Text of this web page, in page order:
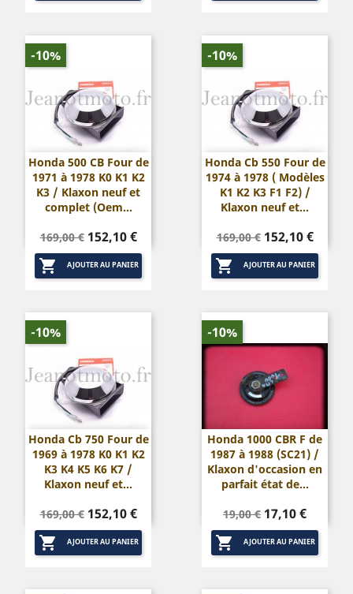
Honda 500 CB Four de
1971 à 1978 K0 K1 K2
K3 / Klaxon neuf et
complet (Oem...
Prix
de
base
169,00 € Prix
152,10 €
 AJOUTER AU PANIER
-10%
Honda Cb 550 Four de
1974 à 1978 ( Modèles
K1 K2 K3 F1 F2) /
Klaxon neuf et...
Prix
de
base
169,00 € Prix
152,10 €
 AJOUTER AU PANIER
-10%
Honda Cb 750 Four de
1969 à 1978 K0 K1 K2
K3 K4 K5 K6 K7 /
Klaxon neuf et...
Prix
de
base
169,00 € Prix
152,10 €
 AJOUTER AU PANIER
-10%
Honda 1000 CBR F de
1987 à 1988 (SC21) /
Klaxon d'occasion en
parfait état de...
Prix
de
base
19,00 € Prix
17,10 €
 AJOUTER AU PANIER
-10%